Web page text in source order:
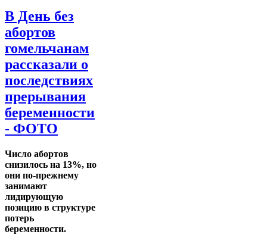
В День без
абортов
гомельчанам
рассказали о
последствиях
прерывания
беременности
- ФОТО
Число абортов
снизилось на 13%, но
они по-прежнему
занимают
лидирующую
позицию в структуре
потерь
беременности.